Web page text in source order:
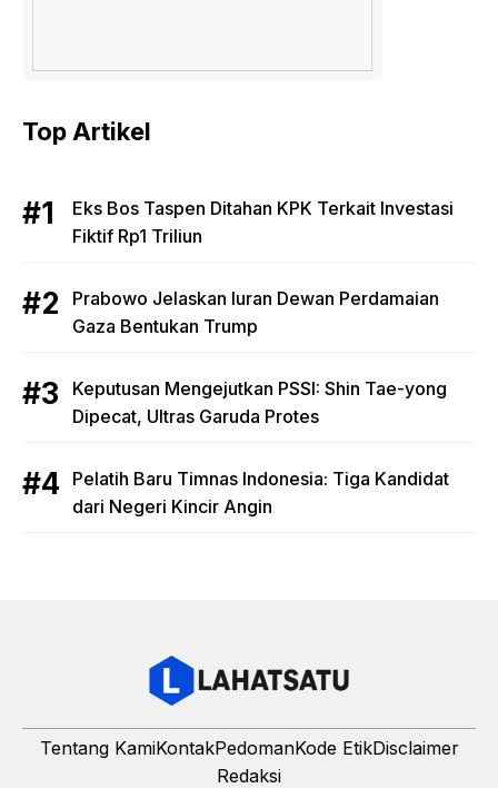
Top Artikel
Eks Bos Taspen Ditahan KPK Terkait Investasi
Fiktif Rp1 Triliun
Prabowo Jelaskan Iuran Dewan Perdamaian
Gaza Bentukan Trump
Keputusan Mengejutkan PSSI: Shin Tae-yong
Dipecat, Ultras Garuda Protes
Pelatih Baru Timnas Indonesia: Tiga Kandidat
dari Negeri Kincir Angin
Tentang KamiKontakPedomanKode EtikDisclaimer
Redaksi